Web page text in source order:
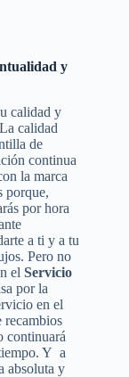
y
calidad y
calidad
de
continua
la marca
porque,
por hora
a ti y a tu
Pero no
el Servicio
por la
en el
recambios
continuará
Y a
absoluta y